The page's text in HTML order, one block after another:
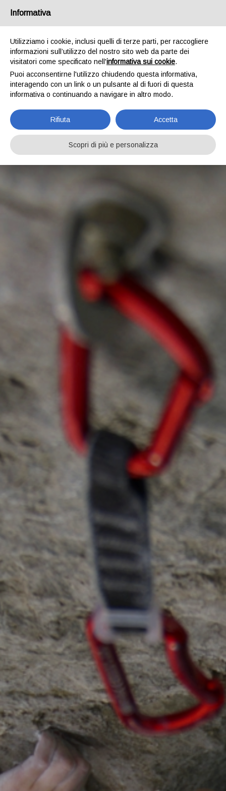
Informativa
Utilizziamo i cookie, inclusi quelli di terze parti, per raccogliere
informazioni sull’utilizzo del nostro sito web da parte dei
visitatori come specificato nell'informativa sui cookie.
Puoi acconsentirne l'utilizzo chiudendo questa informativa,
interagendo con un link o un pulsante al di fuori di questa
informativa o continuando a navigare in altro modo.
Rifiuta Accetta
Scopri di più e personalizza